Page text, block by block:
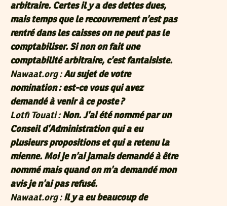
arbitraire. Certes il y a des dettes dues,
mais temps que le recouvrement n’est pas
rentré dans les caisses on ne peut pas le
comptabiliser. Si non on fait une
comptabilité arbitraire, c’est fantaisiste.
Nawaat.org :Au sujet de votre
nomination : est-ce vous qui avez
demandé à venir à ce poste ?
Lotfi Touati :Non. J’ai été nommé par un
Conseil d’Administration qui a eu
plusieurs propositions et qui a retenu la
mienne. Moi je n’ai jamais demandé à être
nommé mais quand on m’a demandé mon
avis je n’ai pas refusé.
Nawaat.org :Il y a eu beaucoup de